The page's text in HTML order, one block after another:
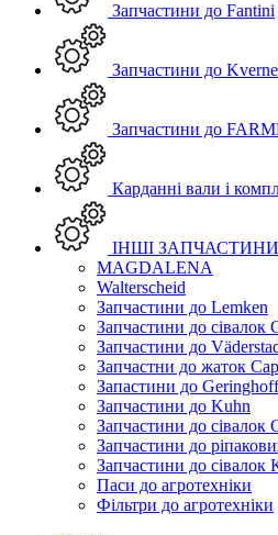
Запчастини до Fantini
Запчастини до
Запчастини до
Карданні вали і
ІНШІ
MAGDALENA
Walterscheid
Запчастини до Lemken
Запчастини до сівалок
Запчастини до
Запчастни до жаток
Запастини до Geringhoff
Запчастини до Kuhn
Запчастини до сівалок
Запчастини до
Запчастини до сівалок
Паси до агротехніки
Фільтри до агротехніки